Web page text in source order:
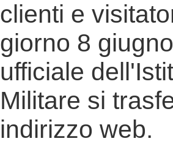
clienti e
giorno 8
ufficiale
Militare si
indirizzo web.